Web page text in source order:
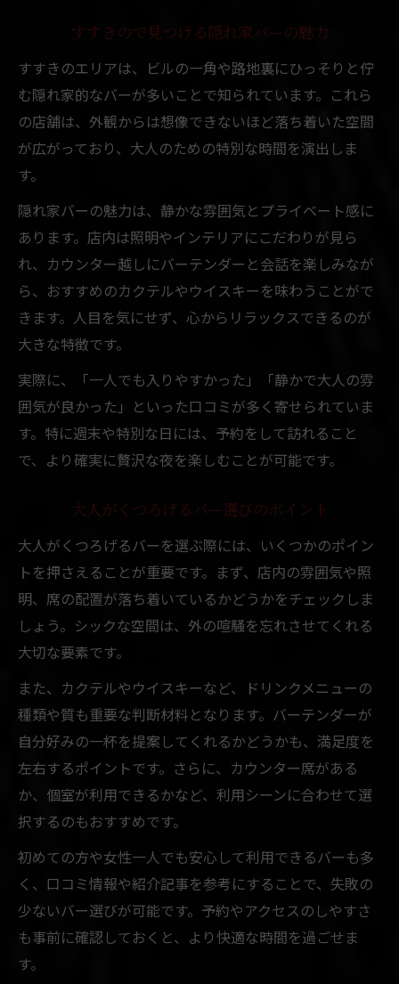
静かなバーで過ごす一人飲み体験談
カウンター席が魅力のバー活用法
シックな夜にふさわしいバーの雰囲気とは
すすきので体験する理想のバー空間
シックなバーを演出するインテリアの工夫
落ち着いた照明が生み出す大人の空気感
バー選びで重視したい雰囲気のポイント
すすきので見つける隠れ家バーの魅力
すすきのエリアは、ビルの一角や路地裏にひっそりと佇
む隠れ家的なバーが多いことで知られています。これら
の店舗は、外観からは想像できないほど落ち着いた空間
が広がっており、大人のための特別な時間を演出しま
す。
隠れ家バーの魅力は、静かな雰囲気とプライベート感に
あります。店内は照明やインテリアにこだわりが見ら
れ、カウンター越しにバーテンダーと会話を楽しみなが
ら、おすすめのカクテルやウイスキーを味わうことがで
きます。人目を気にせず、心からリラックスできるのが
大きな特徴です。
実際に、「一人でも入りやすかった」「静かで大人の雰
囲気が良かった」といった口コミが多く寄せられていま
す。特に週末や特別な日には、予約をして訪れること
で、より確実に贅沢な夜を楽しむことが可能です。
大人がくつろげるバー選びのポイント
大人がくつろげるバーを選ぶ際には、いくつかのポイン
トを押さえることが重要です。まず、店内の雰囲気や照
明、席の配置が落ち着いているかどうかをチェックしま
しょう。シックな空間は、外の喧騒を忘れさせてくれる
大切な要素です。
また、カクテルやウイスキーなど、ドリンクメニューの
種類や質も重要な判断材料となります。バーテンダーが
自分好みの一杯を提案してくれるかどうかも、満足度を
左右するポイントです。さらに、カウンター席がある
か、個室が利用できるかなど、利用シーンに合わせて選
択するのもおすすめです。
初めての方や女性一人でも安心して利用できるバーも多
く、口コミ情報や紹介記事を参考にすることで、失敗の
少ないバー選びが可能です。予約やアクセスのしやすさ
も事前に確認しておくと、より快適な時間を過ごせま
す。